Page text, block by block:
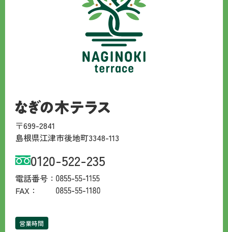
〒699-2841
島根県江津市後地町3348-113
0120-522-235
電話番号：
FAX：
営業時間